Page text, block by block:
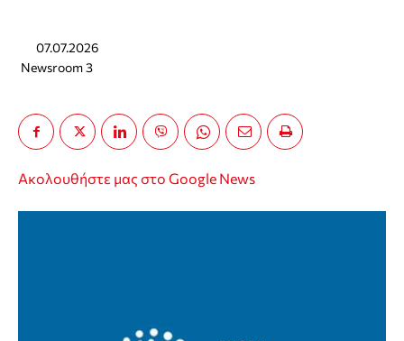
07.07.2026
Newsroom 3
Ακολουθήστε μας στο Google News